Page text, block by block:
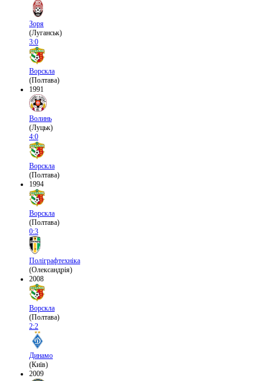
Зоря
(Луганськ)
3:0
Ворскла
(Полтава)
1991
Волинь
(Луцьк)
4:0
Ворскла
(Полтава)
1994
Ворскла
(Полтава)
0:3
Поліграфтехніка
(Олександрія)
2008
Ворскла
(Полтава)
2:2
Динамо
(Київ)
2009